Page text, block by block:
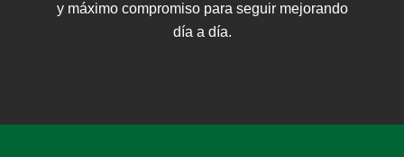
y máximo compromiso para seguir mejorando
día a día.